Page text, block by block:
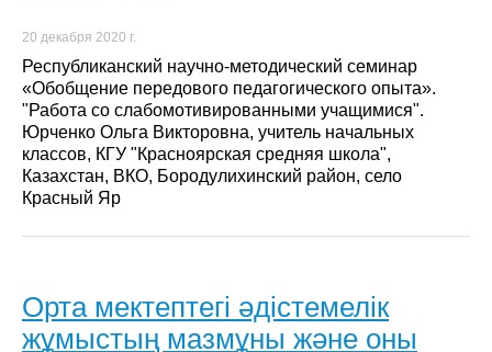
20 декабря 2020 г.
Республиканский научно-методический семинар
«Обобщение передового педагогического опыта».
"Работа со слабомотивированными учащимися".
Юрченко Ольга Викторовна, учитель начальных
классов, КГУ "Красноярская средняя школа",
Казахстан, ВКО, Бородулихинский район, село
Красный Яр
Орта мектептегі әдістемелік
жұмыстың мазмұны және оны